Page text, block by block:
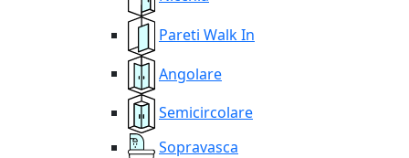
Pareti Walk In
Angolare
Semicircolare
Sopravasca